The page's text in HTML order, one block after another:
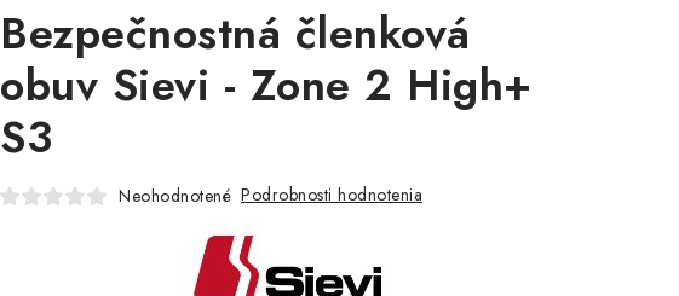
Bezpečnostná členková
obuv Sievi - Zone 2 High+
S3
Neohodnotené Podrobnosti hodnotenia